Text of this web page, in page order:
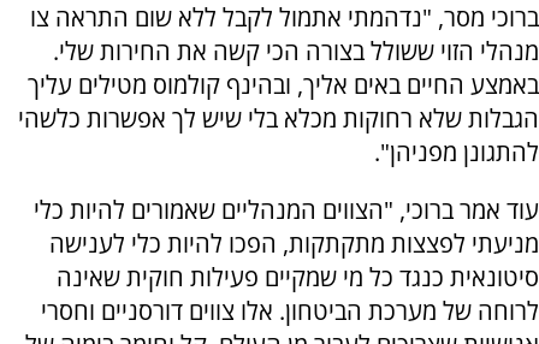
ברוכי מסר, "נדהמתי אתמול לקבל ללא שום התראה צו
מנהלי הזוי ששולל בצורה הכי קשה את החירות שלי.
באמצע החיים באים אליך, ובהינף קולמוס מטילים עליך
הגבלות שלא רחוקות מכלא בלי שיש לך אפשרות כלשהי
להתגונן מפניהן".
עוד אמר ברוכי, "הצווים המנהליים שאמורים להיות כלי
מניעתי לפצצות מתקתקות, הפכו להיות כלי לענישה
סיטונאית כנגד כל מי שמקיים פעילות חוקית שאינה
לרוחה של מערכת הביטחון. אלו צווים דורסניים וחסרי